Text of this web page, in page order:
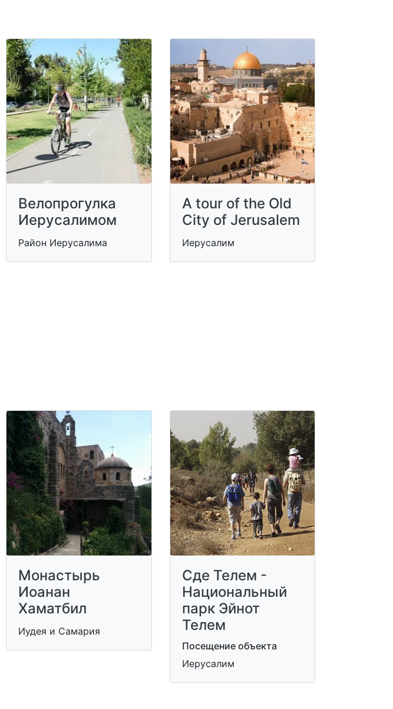
Велопрогулка
Иерусалимом
Район Иерусалима
A tour of the Old
City of Jerusalem
Иерусалим
Монастырь
Иоанан
Хаматбил
Иудея и Самария
Сде Телем -
Национальный
парк Эйнот
Телем
Посещение объекта
Иерусалим